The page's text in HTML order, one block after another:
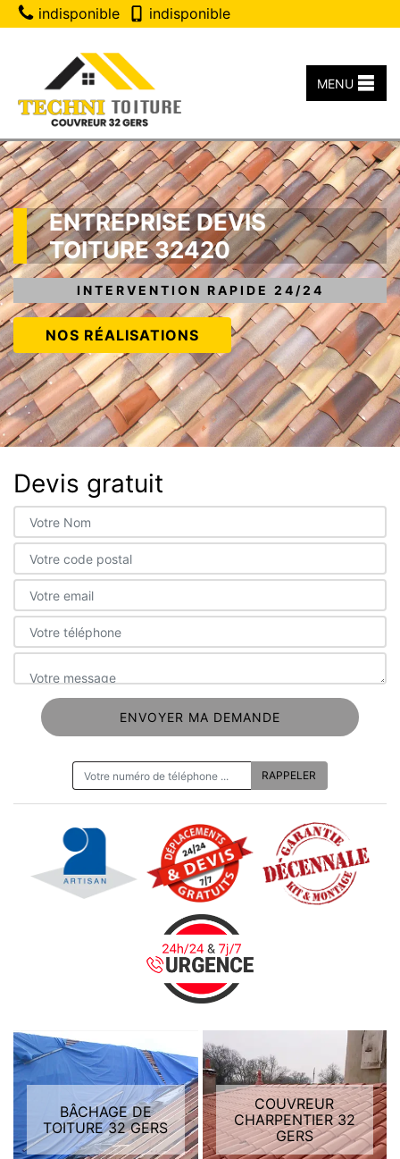
indisponible indisponible
MENU
ENTREPRISE DEVIS
TOITURE 32420
INTERVENTION RAPIDE 24/24
NOS RÉALISATIONS
Devis gratuit
BÂCHAGE DE
TOITURE 32 GERS
COUVREUR
CHARPENTIER 32
GERS